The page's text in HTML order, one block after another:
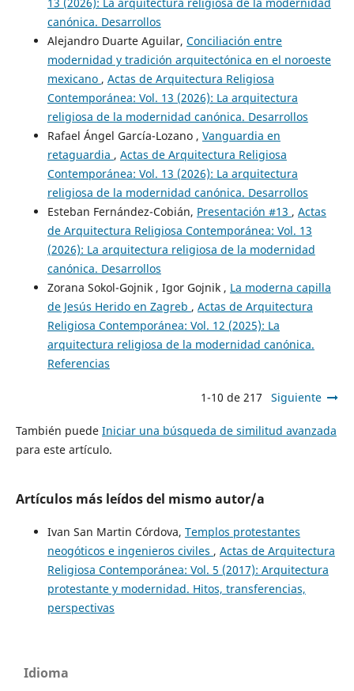
13 (2026): La arquitectura religiosa de la modernidad
canónica. Desarrollos
Alejandro Duarte Aguilar, Conciliación entre
modernidad y tradición arquitectónica en el noroeste
mexicano , Actas de Arquitectura Religiosa
Contemporánea: Vol. 13 (2026): La arquitectura
religiosa de la modernidad canónica. Desarrollos
Rafael Ángel García-Lozano , Vanguardia en
retaguardia , Actas de Arquitectura Religiosa
Contemporánea: Vol. 13 (2026): La arquitectura
religiosa de la modernidad canónica. Desarrollos
Esteban Fernández-Cobián, Presentación #13 , Actas
de Arquitectura Religiosa Contemporánea: Vol. 13
(2026): La arquitectura religiosa de la modernidad
canónica. Desarrollos
Zorana Sokol-Gojnik , Igor Gojnik , La moderna capilla
de Jesús Herido en Zagreb , Actas de Arquitectura
Religiosa Contemporánea: Vol. 12 (2025): La
arquitectura religiosa de la modernidad canónica.
Referencias
1-10 de 217 Siguiente
También puede Iniciar una búsqueda de similitud avanzada
para este artículo.
Artículos más leídos del mismo autor/a
Ivan San Martin Córdova, Templos protestantes
neogóticos e ingenieros civiles , Actas de Arquitectura
Religiosa Contemporánea: Vol. 5 (2017): Arquitectura
protestante y modernidad. Hitos, transferencias,
perspectivas
Idioma